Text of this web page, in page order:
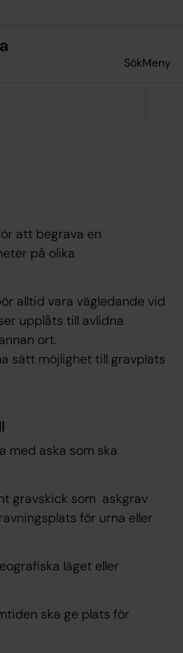
SökMeny
att begrava en
på olika
alltid vara vägledande vid
upplåts till avlidna
ort.
sätt möjlighet till gravplats
med aska som ska
gravskick som askgrav
för urna eller
läget eller
ska ge plats för